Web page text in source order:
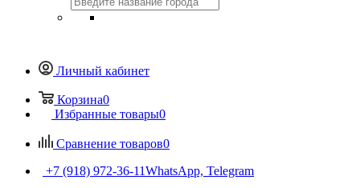
Личный кабинет
Корзина0
Избранные товары0
Сравнение товаров0
+7 (918) 972-36-11WhatsApp, Telegram